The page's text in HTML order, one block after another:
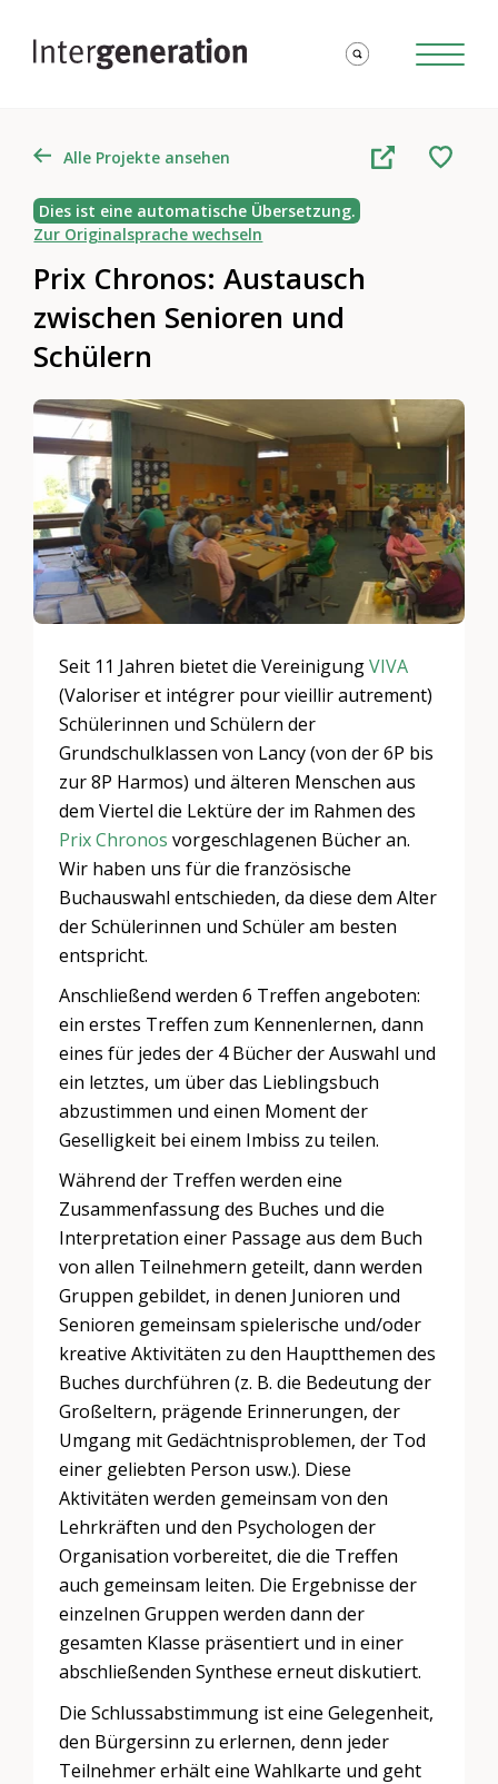
Alle Projekte ansehen
Dies ist eine automatische Übersetzung.
Zur Originalsprache wechseln
Prix Chronos: Austausch
zwischen Senioren und
Schülern
Seit 11 Jahren bietet die VereinigungVIVA
(Valoriser et intégrer pour vieillir autrement)
Schülerinnen und Schülern der
Grundschulklassen von Lancy (von der 6P bis
zur 8P Harmos) und älteren Menschen aus
dem Viertel die Lektüre der im Rahmen des
Prix Chronos vorgeschlagenen Bücher an.
Wir haben uns für die französische
Buchauswahl entschieden, da diese dem Alter
der Schülerinnen und Schüler am besten
entspricht.
Anschließend werden 6 Treffen angeboten:
ein erstes Treffen zum Kennenlernen, dann
eines für jedes der 4 Bücher der Auswahl und
ein letztes, um über das Lieblingsbuch
abzustimmen und einen Moment der
Geselligkeit bei einem Imbiss zu teilen.
Während der Treffen werden eine
Zusammenfassung des Buches und die
Interpretation einer Passage aus dem Buch
von allen Teilnehmern geteilt, dann werden
Gruppen gebildet, in denen Junioren und
Senioren gemeinsam spielerische und/oder
kreative Aktivitäten zu den Hauptthemen des
Buches durchführen (z. B. die Bedeutung der
Großeltern, prägende Erinnerungen, der
Umgang mit Gedächtnisproblemen, der Tod
einer geliebten Person usw.). Diese
Aktivitäten werden gemeinsam von den
Lehrkräften und den Psychologen der
Organisation vorbereitet, die die Treffen
auch gemeinsam leiten. Die Ergebnisse der
einzelnen Gruppen werden dann der
gesamten Klasse präsentiert und in einer
abschließenden Synthese erneut diskutiert.
Die Schlussabstimmung ist eine Gelegenheit,
den Bürgersinn zu erlernen, denn jeder
Teilnehmer erhält eine Wahlkarte und geht